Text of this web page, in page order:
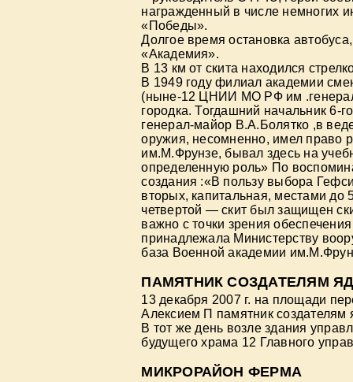
награжденный в числе немногих
«Победы».
Долгое время остановка
«Академия».
В 13 км от скита находился
В 1949 году филиал академии
(ныне-12 ЦНИИ МО РФ им .генерал-
городка. Тогдашний начальник
генерал-майор В.А.Болятко ,в
оружия, несомненно, имел право
им.М.Фрунзе, бывал здесь на
определенную роль» По
создания :«В пользу выбора
вторых, капитальная, местами до
четвертой — скит был защищен
важно с точки зрения
принадлежала Министерству
база Военной академии
ПАМЯТНИК СОЗДАТЕЛЯМ
13 декабря 2007 г. на площади
Алексием П памятник создателям
В тот же день возле здания
будущего храма 12 Главного
МИКРОРАЙОН ФЕРМА